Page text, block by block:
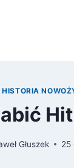
HISTORIA
Głuszek 25